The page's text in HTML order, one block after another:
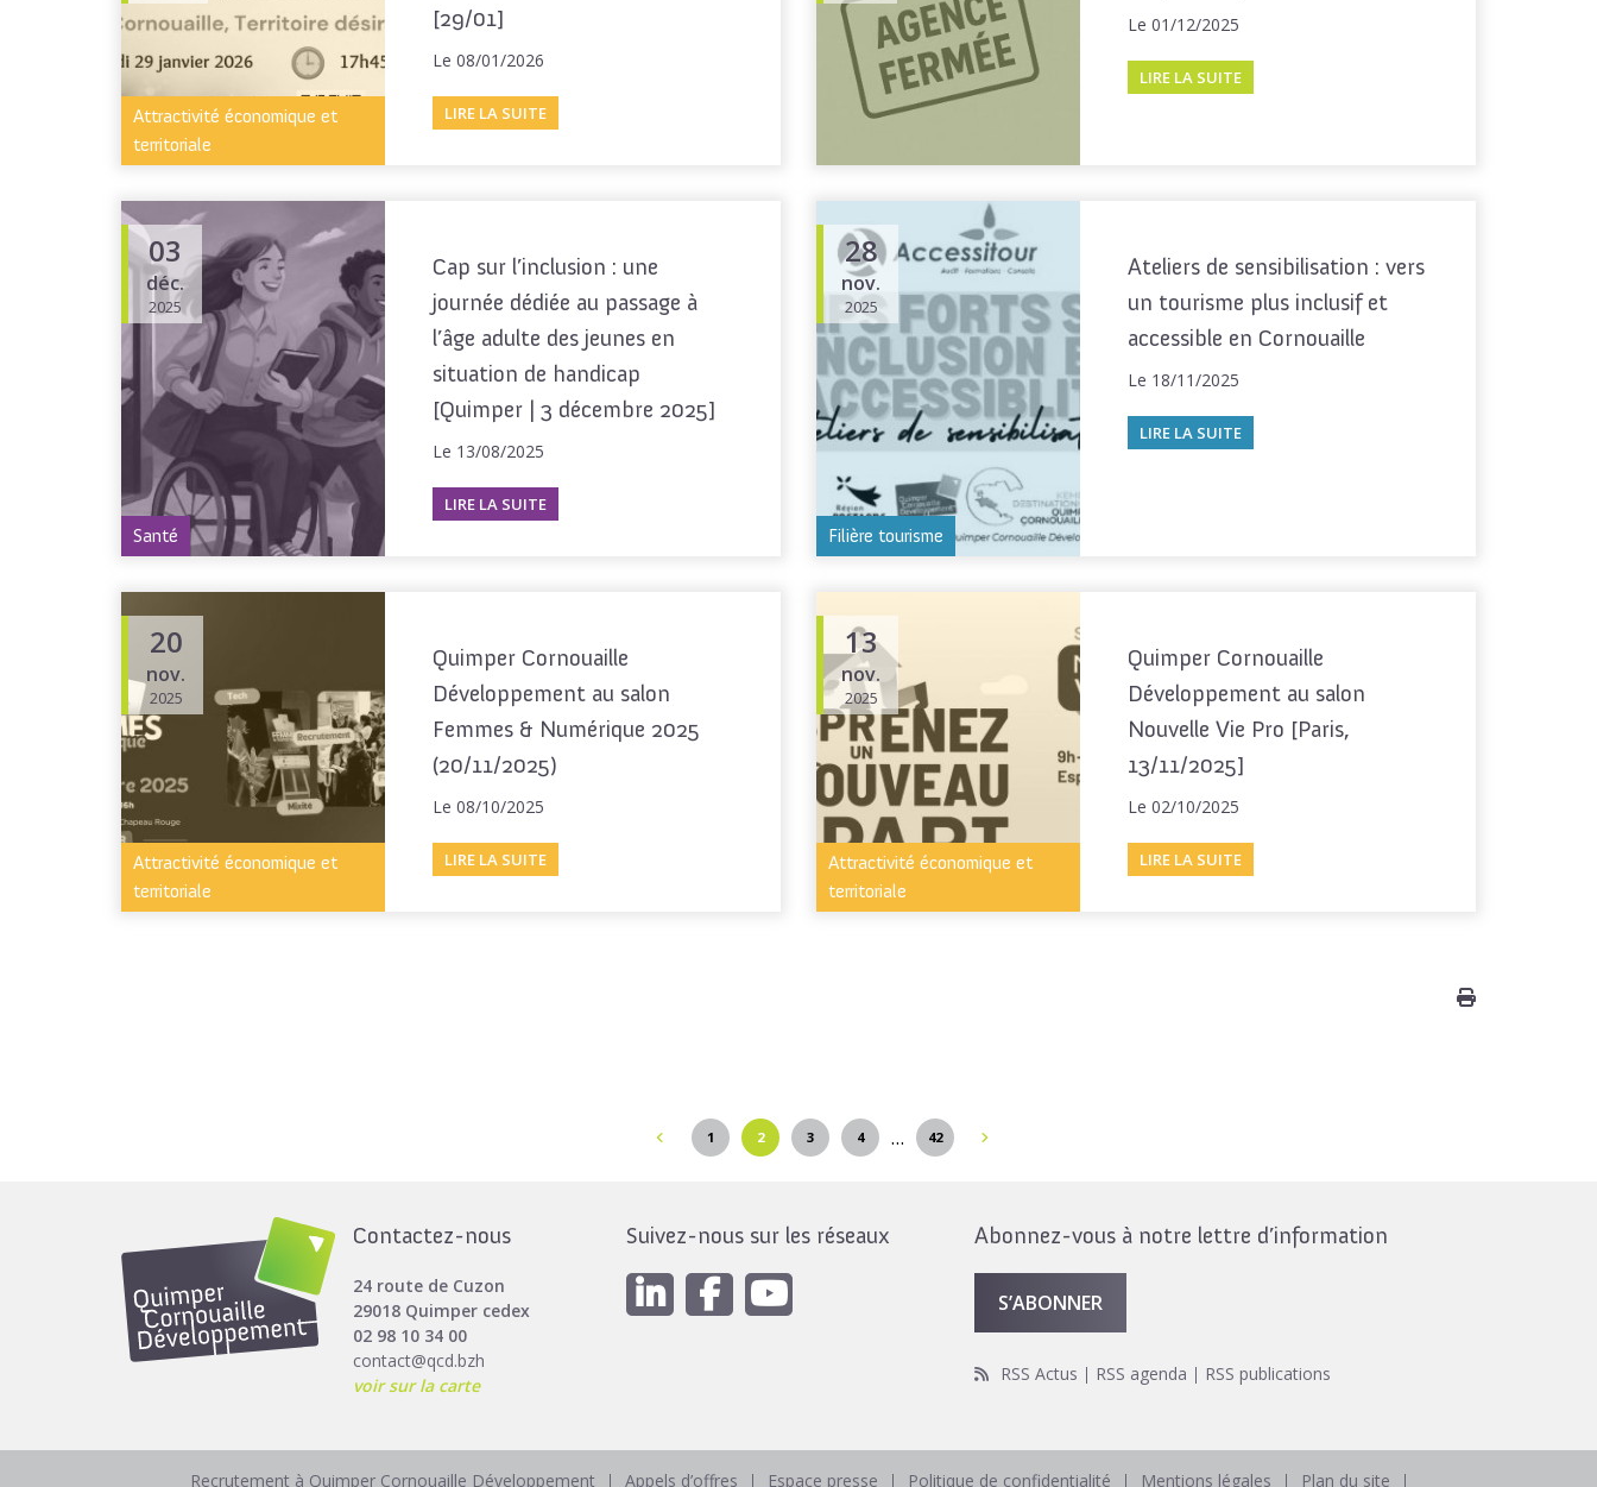
Attractivité économique et
territoriale
[29/01]
Le 08/01/2026
LIRE LA SUITE
Le 01/12/2025
LIRE LA SUITE
03
déc.
2025
Santé
Cap sur l’inclusion : une
journée dédiée au passage à
l’âge adulte des jeunes en
situation de handicap
[Quimper | 3 décembre 2025]
Le 13/08/2025
LIRE LA SUITE
28
nov.
2025
Filière tourisme
Ateliers de sensibilisation : vers
un tourisme plus inclusif et
accessible en Cornouaille
Le 18/11/2025
LIRE LA SUITE
20
nov.
2025
Attractivité économique et
territoriale
Quimper Cornouaille
Développement au salon
Femmes & Numérique 2025
(20/11/2025)
Le 08/10/2025
LIRE LA SUITE
13
nov.
2025
Attractivité économique et
territoriale
Quimper Cornouaille
Développement au salon
Nouvelle Vie Pro [Paris,
13/11/2025]
Le 02/10/2025
LIRE LA SUITE
1 2 3 4 … 42
Contactez-nous
24 route de Cuzon
29018 Quimper cedex
02 98 10 34 00
contact@qcd.bzh
voir sur la carte
Suivez-nous sur les réseaux Abonnez-vous à notre lettre d’information
S’ABONNER
RSS Actus RSS agenda RSS publications
Recrutement à Quimper Cornouaille Développement Appels d’offres Espace presse Politique de confidentialité Mentions légales Plan du site